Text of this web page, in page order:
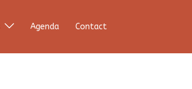
Agenda Contact